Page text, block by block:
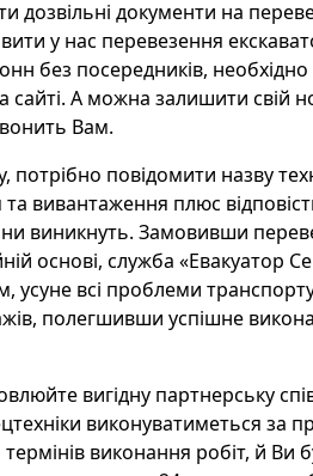
дозвільні документи на
у нас перевезення
без посередників,
сайті. А можна залишити свій
Вам.
повідомити назву
вивантаження плюс
виникнуть. Замовивши
основі, служба «Евакуатор
усуне всі проблеми
полегшивши успішне
вигідну партнерську
виконуватиметься за
виконання робіт, й Ви